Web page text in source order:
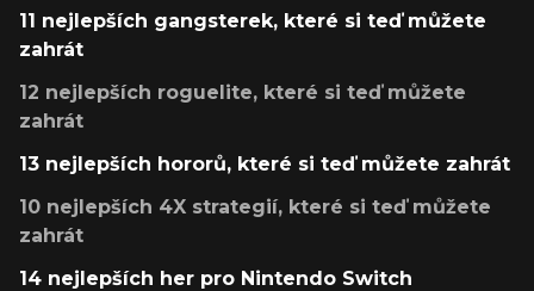
11 nejlepších gangsterek, které si teď můžete
zahrát
12 nejlepších roguelite, které si teď můžete
zahrát
13 nejlepších hororů, které si teď můžete zahrát
10 nejlepších 4X strategií, které si teď můžete
zahrát
14 nejlepších her pro Nintendo Switch